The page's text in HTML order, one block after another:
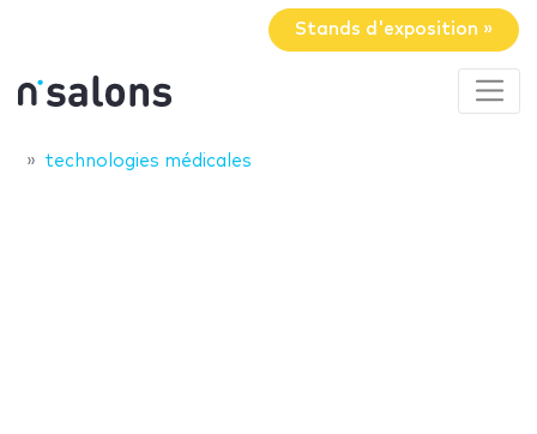
Stands d'exposition »
technologies médicales